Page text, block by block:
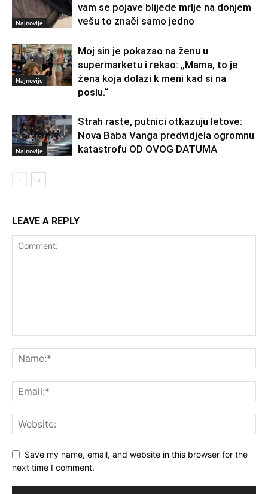
Najnovije
vam se pojave blijede mrlje na donjem
vešu to znači samo jedno
Najnovije
Moj sin je pokazao na ženu u
supermarketu i rekao: „Mama, to je
žena koja dolazi k meni kad si na
poslu.“
Najnovije
Strah raste, putnici otkazuju letove:
Nova Baba Vanga predvidjela ogromnu
katastrofu OD OVOG DATUMA
LEAVE A REPLY
Save my name, email, and website in this browser for the
next time I comment.